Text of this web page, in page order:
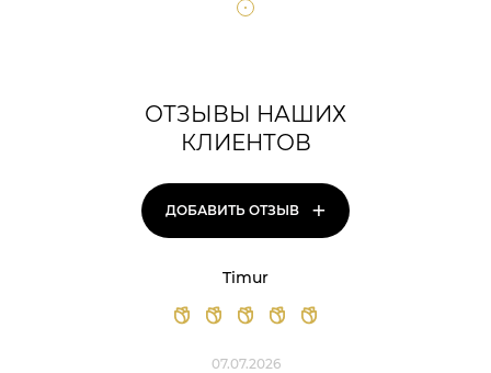
ОТЗЫВЫ НАШИХ
КЛИЕНТОВ
ДОБАВИТЬ ОТЗЫВ +
Timur
07.07.2026